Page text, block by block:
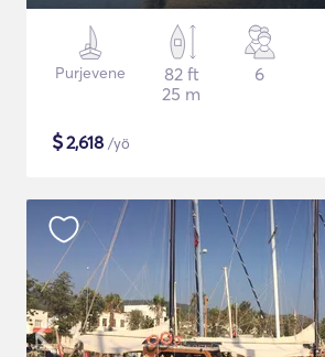
Purjevene
82 ft
25 m
6
$2,618 /yö